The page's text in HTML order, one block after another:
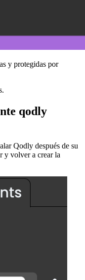
y protegidas por
qodly
Qodly después de su
y volver a crear la